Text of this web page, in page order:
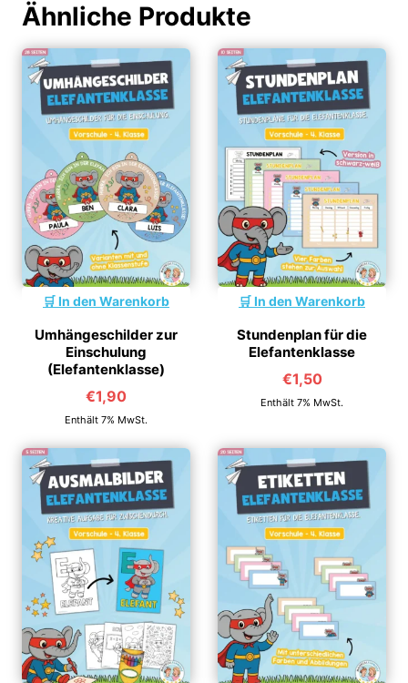
Ähnliche Produkte
In den Warenkorb
Umhängeschilder zur
Einschulung
(Elefantenklasse)
€1,90
Enthält 7% MwSt.
In den Warenkorb
Stundenplan für die
Elefantenklasse
€1,50
Enthält 7% MwSt.